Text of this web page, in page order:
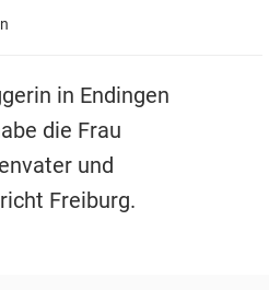
in Endingen
die Frau
und
Freiburg.